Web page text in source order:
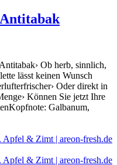
Ob herb, sinnlich,
lässt keinen Wunsch
Oder direkt in
Können Sie jetzt Ihre
Galbanum,